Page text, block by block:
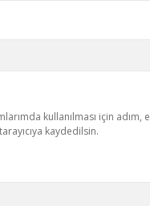
kullanılması için adım,
kaydedilsin.